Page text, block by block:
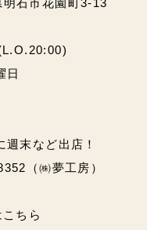
日
末など出店！
（㈱夢工房）
ちら